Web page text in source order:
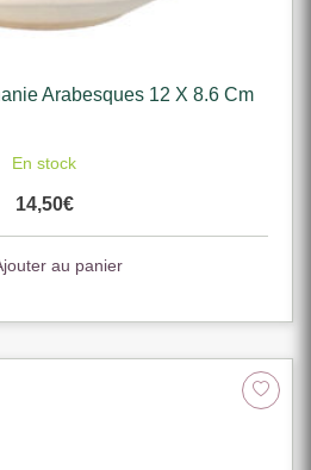
Arabesques 12 X 8.6 Cm
En stock
14,50€
au panier